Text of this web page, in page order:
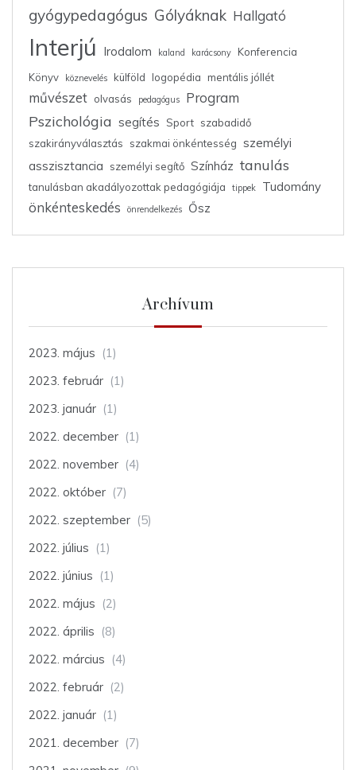
gyógypedagógus Gólyáknak Hallgató
Interjú Irodalom kaland karácsony
Konferencia
Könyv
köznevelés külföld logopédia mentális jóllét
művészet olvasás pedagógus Program
Pszichológia segítés Sport szabadidő
szakirányválasztás
szakmai önkéntesség személyi
asszisztancia
személyi segítő Színház tanulás
tanulásban akadályozottak pedagógiája tippek Tudomány
önkénteskedés önrendelkezés Ősz
Archívum
2023. május (1)
2023. február (1)
2023. január (1)
2022. december (1)
2022. november (4)
2022. október (7)
2022. szeptember (5)
2022. július (1)
2022. június (1)
2022. május (2)
2022. április (8)
2022. március (4)
2022. február (2)
2022. január (1)
2021. december (7)